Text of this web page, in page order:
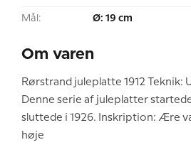
Mål: Ø: 19 cm
Om varen
Rørstrand juleplatte 1912 Teknik:
Denne serie af juleplatter
sluttede i 1926. Inskription: Ære
høje